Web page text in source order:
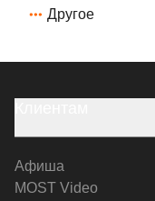
Другое
Афиша
MOST Video